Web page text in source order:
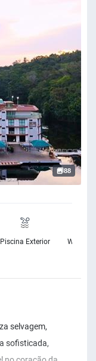
88
Piscina Exterior Wifi
selvagem,
sofisticada,